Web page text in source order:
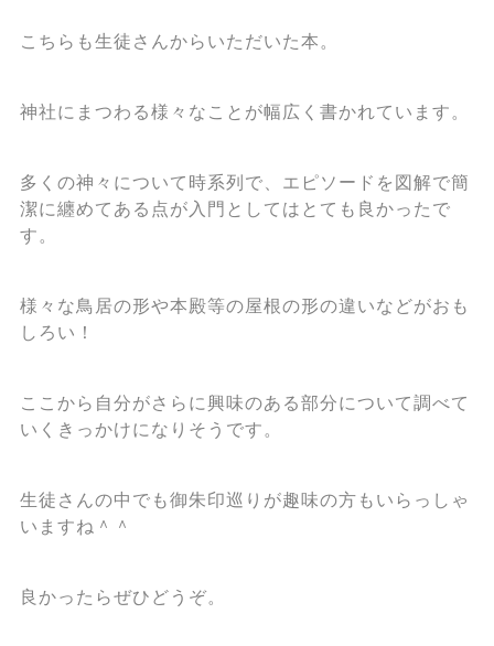
こちらも生徒さんからいただいた本。
神社にまつわる様々なことが幅広く書かれています。
多くの神々について時系列で、エピソードを図解で簡
潔に纏めてある点が入門としてはとても良かったで
す。
様々な鳥居の形や本殿等の屋根の形の違いなどがおも
しろい！
ここから自分がさらに興味のある部分について調べて
いくきっかけになりそうです。
生徒さんの中でも御朱印巡りが趣味の方もいらっしゃ
いますね＾＾
良かったらぜひどうぞ。